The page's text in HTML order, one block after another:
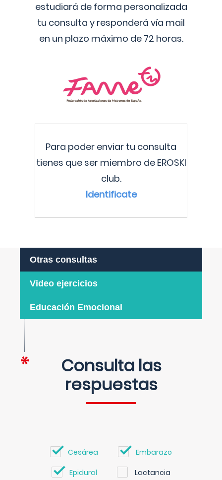
estudiará de forma personalizada
tu consulta y responderá vía mail
en un plazo máximo de 72 horas.
Para poder enviar tu consulta
tienes que ser miembro de EROSKI
club.
Identificate
Otras consultas
Video ejercicios
Educación Emocional
Consulta las
respuestas
Cesárea Embarazo
Epidural Lactancia